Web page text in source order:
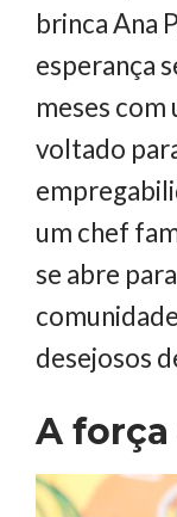
brinca Ana
esperança
meses
voltado
um chef
se abre
desejosos
A